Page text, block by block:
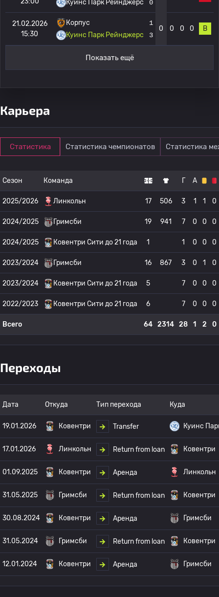
Куинс Парк Рейнджерс
0
21.02.2026
15:30
Корпус
Куинс Парк Рейнджерс
1
3
0 0 0 0 В
Показать ещё
Карьера
Статистика Статистика чемпионатов Статистика
Сезон Команда Г А
2025/2026 Линкольн 17 506 3 1 1 0
2024/2025 Гримсби 19 941 7 0 0 0
2024/2025 Ковентри Сити до 21 года 1 1 0 0 0
2023/2024 Гримсби 16 867 3 0 1 0
2023/2024 Ковентри Сити до 21 года 5 7 0 0 0
2022/2023 Ковентри Сити до 21 года 6 7 0 0 0
Всего 64 2314 28 1 2 0
Переходы
Дата Откуда Тип перехода Куда
19.01.2026 Ковентри Transfer Куинс
17.01.2026 Линкольн Return from loan Ковентри
01.09.2025 Ковентри Аренда Линкольн
31.05.2025 Гримсби Return from loan Ковентри
30.08.2024 Ковентри Аренда Гримсби
31.05.2024 Гримсби Return from loan Ковентри
12.01.2024 Ковентри Аренда Гримсби